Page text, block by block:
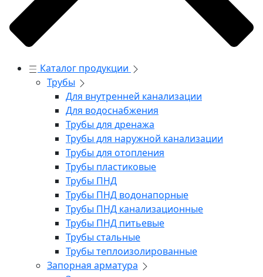
Каталог продукции
Трубы
Для внутренней канализации
Для водоснабжения
Трубы для дренажа
Трубы для наружной канализации
Трубы для отопления
Трубы пластиковые
Трубы ПНД
Трубы ПНД водонапорные
Трубы ПНД канализационные
Трубы ПНД питьевые
Трубы стальные
Трубы теплоизолированные
Запорная арматура